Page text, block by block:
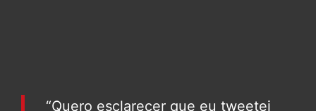
“Quero esclarecer que eu tweetei